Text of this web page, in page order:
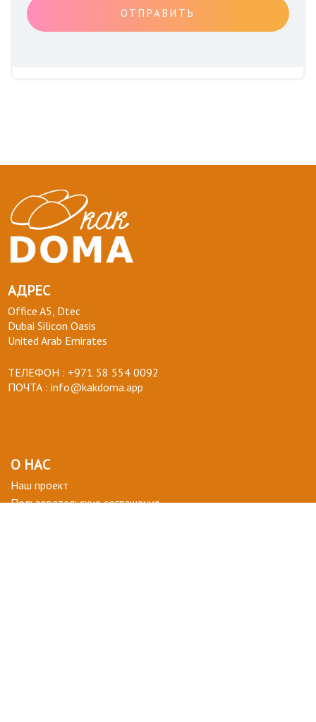
ОТПРАВИТЬ
АДРЕС
Office A5, Dtec
Dubai Silicon Oasis
United Arab Emirates
ТЕЛЕФОН : +971 58 554 0092
ПОЧТА : info@kakdoma.app
О НАС
Наш проект
Пользовательские соглашения